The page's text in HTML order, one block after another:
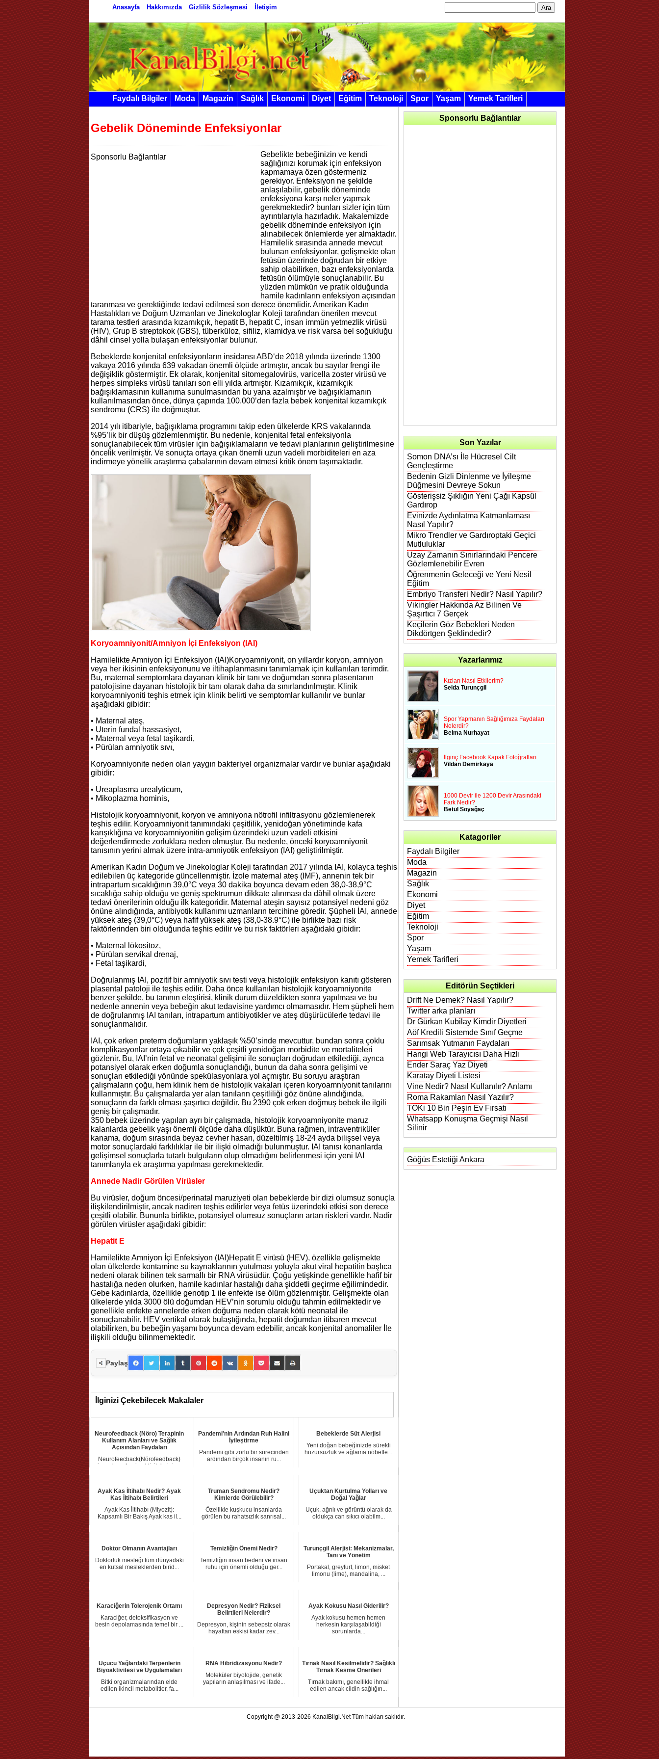
Anasayfa Hakkımızda Gizlilik Sözleşmesi İletişim
Faydalı Bilgiler Moda Magazin Sağlık Ekonomi Diyet Eğitim Teknoloji Spor Yaşam Yemek Tarifleri
Gebelik Döneminde Enfeksiyonlar
Sponsorlu Bağlantılar
Gebelikte bebeğinizin ve kendi
sağlığınızı korumak için enfeksiyon
kapmamaya özen göstermeniz
gerekiyor. Enfeksiyon ne şekilde
anlaşılabilir, gebelik döneminde
enfeksiyona karşı neler yapmak
gerekmektedir? bunları sizler için tüm
ayrıntılarıyla hazırladık. Makalemizde
gebelik döneminde enfeksiyon için
alınabilecek önlemlerde yer almaktadır.
Hamilelik sırasında annede mevcut
bulunan enfeksiyonlar, gelişmekte olan
fetüsün üzerinde doğrudan bir etkiye
sahip olabilirken, bazı enfeksiyonlarda
fetüsün ölümüyle sonuçlanabilir. Bu
yüzden mümkün ve pratik olduğunda
hamile kadınların enfeksiyon açısından
taranması ve gerektiğinde tedavi edilmesi son derece önemlidir. Amerikan Kadın
Hastalıkları ve Doğum Uzmanları ve Jinekologlar Koleji tarafından önerilen mevcut
tarama testleri arasında kızamıkçık, hepatit B, hepatit C, insan immün yetmezlik virüsü
(HIV), Grup B streptokok (GBS), tüberküloz, sifiliz, klamidya ve risk varsa bel soğukluğu
dâhil cinsel yolla bulaşan enfeksiyonlar bulunur.
Bebeklerde konjenital enfeksiyonların insidansı ABD‘de 2018 yılında üzerinde 1300
vakaya 2016 yılında 639 vakadan önemli ölçüde artmıştır, ancak bu sayılar frengi ile
değişiklik göstermiştir. Ek olarak, konjenital sitomegalovirüs, varicella zoster virüsü ve
herpes simpleks virüsü tanıları son elli yılda artmıştır. Kızamıkçık, kızamıkçık
bağışıklamasının kullanıma sunulmasından bu yana azalmıştır ve bağışıklamanın
kullanılmasından önce, dünya çapında 100.000’den fazla bebek konjenital kızamıkçık
sendromu (CRS) ile doğmuştur.
2014 yılı itibariyle, bağışıklama programını takip eden ülkelerde KRS vakalarında
%95’lik bir düşüş gözlemlenmiştir. Bu nedenle, konjenital fetal enfeksiyonla
sonuçlanabilecek tüm virüsler için bağışıklamaların ve tedavi planlarının geliştirilmesine
öncelik verilmiştir. Ve sonuçta ortaya çıkan önemli uzun vadeli morbiditeleri en aza
indirmeye yönelik araştırma çabalarının devam etmesi kritik önem taşımaktadır.
Koryoamniyonit/Amniyon İçi Enfeksiyon (IAI)
Hamilelikte Amniyon İçi Enfeksiyon (IAI)Koryoamniyonit, on yıllardır koryon, amniyon
veya her ikisinin enfeksiyonunu ve iltihaplanmasını tanımlamak için kullanılan terimdir.
Bu, maternal semptomlara dayanan klinik bir tanı ve doğumdan sonra plasentanın
patolojisine dayanan histolojik bir tanı olarak daha da sınırlandırılmıştır. Klinik
koryoamniyoniti teşhis etmek için klinik belirti ve semptomlar kullanılır ve bunlar
aşağıdaki gibidir:
• Maternal ateş,
• Uterin fundal hassasiyet,
• Maternal veya fetal taşikardi,
• Pürülan amniyotik sıvı,
Koryoamniyonite neden olan yaygın bakteriyel organizmalar vardır ve bunlar aşağıdaki
gibidir:
• Ureaplasma urealyticum,
• Mikoplazma hominis,
Histolojik koryoamniyonit, koryon ve amniyona nötrofil infiltrasyonu gözlemlenerek
teşhis edilir. Koryoamniyonit tanımındaki çeşitlilik, yenidoğan yönetiminde kafa
karışıklığına ve koryoamniyonitin gelişim üzerindeki uzun vadeli etkisini
değerlendirmede zorluklara neden olmuştur. Bu nedenle, önceki koryoamniyonit
tanısının yerini almak üzere intra-amniyotik enfeksiyon (IAI) geliştirilmiştir.
Amerikan Kadın Doğum ve Jinekologlar Koleji tarafından 2017 yılında IAI, kolayca teşhis
edilebilen üç kategoride güncellenmiştir. İzole maternal ateş (IMF), annenin tek bir
intrapartum sıcaklığının 39,0°C veya 30 dakika boyunca devam eden 38,0-38,9°C
sıcaklığa sahip olduğu ve geniş spektrumun dikkate alınması da dâhil olmak üzere
tedavi önerilerinin olduğu ilk kategoridir. Maternal ateşin sayısız potansiyel nedeni göz
önüne alındığında, antibiyotik kullanımı uzmanların tercihine göredir. Şüpheli İAI, annede
yüksek ateş (39,0°C) veya hafif yüksek ateş (38,0-38.9°C) ile birlikte bazı risk
faktörlerinden biri olduğunda teşhis edilir ve bu risk faktörleri aşağıdaki gibidir:
• Maternal lökositoz,
• Pürülan servikal drenaj,
• Fetal taşikardi,
Doğrulanmış IAI, pozitif bir amniyotik sıvı testi veya histolojik enfeksiyon kanıtı gösteren
plasental patoloji ile teşhis edilir. Daha önce kullanılan histolojik koryoamniyonite
benzer şekilde, bu tanının eleştirisi, klinik durum düzeldikten sonra yapılması ve bu
nedenle annenin veya bebeğin akut tedavisine yardımcı olmamasıdır. Hem şüpheli hem
de doğrulanmış IAI tanıları, intrapartum antibiyotikler ve ateş düşürücülerle tedavi ile
sonuçlanmalıdır.
IAI, çok erken preterm doğumların yaklaşık %50’sinde mevcuttur, bundan sonra çoklu
komplikasyonlar ortaya çıkabilir ve çok çeşitli yenidoğan morbidite ve mortaliteleri
gözlenir. Bu, IAI’nin fetal ve neonatal gelişimi ile sonuçları doğrudan etkilediği, ayrıca
potansiyel olarak erken doğumla sonuçlandığı, bunun da daha sonra gelişimi ve
sonuçları etkilediği yönünde spekülasyonlara yol açmıştır. Bu soruyu araştıran
çalışmaların çoğu, hem klinik hem de histolojik vakaları içeren koryoamniyonit tanılarını
kullanmıştır. Bu çalışmalarda yer alan tanıların çeşitliliği göz önüne alındığında,
sonuçların da farklı olması şaşırtıcı değildir. Bu 2390 çok erken doğmuş bebek ile ilgili
geniş bir çalışmadır.
350 bebek üzerinde yapılan ayrı bir çalışmada, histolojik koryoamniyonite maruz
kalanlarda gebelik yaşı önemli ölçüde daha düşüktür. Buna rağmen, intraventriküler
kanama, doğum sırasında beyaz cevher hasarı, düzeltilmiş 18-24 ayda bilişsel veya
motor sonuçlardaki farklılıklar ile bir ilişki olmadığı bulunmuştur. IAI tanısı konanlarda
gelişimsel sonuçlarla tutarlı bulguların olup olmadığını belirlenmesi için yeni IAI
tanımlarıyla ek araştırma yapılması gerekmektedir.
Annede Nadir Görülen Virüsler
Bu virüsler, doğum öncesi/perinatal maruziyeti olan bebeklerde bir dizi olumsuz sonuçla
ilişkilendirilmiştir, ancak nadiren teşhis edilirler veya fetüs üzerindeki etkisi son derece
çeşitli olabilir. Bununla birlikte, potansiyel olumsuz sonuçların artan riskleri vardır. Nadir
görülen virüsler aşağıdaki gibidir:
Hepatit E
Hamilelikte Amniyon İçi Enfeksiyon (IAI)Hepatit E virüsü (HEV), özellikle gelişmekte
olan ülkelerde kontamine su kaynaklarının yutulması yoluyla akut viral hepatitin başlıca
nedeni olarak bilinen tek sarmallı bir RNA virüsüdür. Çoğu yetişkinde genellikle hafif bir
hastalığa neden olurken, hamile kadınlar hastalığı daha şiddetli geçirme eğilimindedir.
Gebe kadınlarda, özellikle genotip 1 ile enfekte ise ölüm gözlenmiştir. Gelişmekte olan
ülkelerde yılda 3000 ölü doğumdan HEV’nin sorumlu olduğu tahmin edilmektedir ve
genellikle enfekte annelerde erken doğuma neden olarak kötü neonatal ile
sonuçlanabilir. HEV vertikal olarak bulaştığında, hepatit doğumdan itibaren mevcut
olabilirken, bu bebeğin yaşamı boyunca devam edebilir, ancak konjenital anomaliler İle
ilişkili olduğu bilinmemektedir.
Paylaş
İlginizi Çekebilecek Makalaler
Neurofeedback (Nöro) Terapinin
Kullanım Alanları ve Sağlık
Açısından Faydaları
Neurofeecback(Nörofeedback)
insanların beyin aktivitelerinin...
Pandemi'nin Ardından Ruh Halini
İyileştirme
Pandemi gibi zorlu bir sürecinden
ardından birçok insanın ru...
Bebeklerde Süt Alerjisi
Yeni doğan bebeğinizde sürekli
huzursuzluk ve ağlama nöbetle...
Ayak Kas İltihabı Nedir? Ayak
Kas İltihabı Belirtileri
Ayak Kas İltihabı (Miyozit):
Kapsamlı Bir Bakış Ayak kas il...
Truman Sendromu Nedir?
Kimlerde Görülebilir?
Özellikle kuşkucu insanlarda
görülen bu rahatsızlık sanrısal...
Uçuktan Kurtulma Yolları ve
Doğal Yağlar
Uçuk, ağrılı ve görüntü olarak da
oldukça can sıkıcı olabilm...
Doktor Olmanın Avantajları
Doktorluk mesleği tüm dünyadaki
en kutsal mesleklerden birid...
Temizliğin Önemi Nedir?
Temizliğin insan bedeni ve insan
ruhu için önemli olduğu ger...
Turunçgil Alerjisi: Mekanizmalar,
Tanı ve Yönetim
Portakal, greyfurt, limon, misket
limonu (lime), mandalina, ...
Karaciğerin Tolerojenik Ortamı
Karaciğer, detoksifikasyon ve
besin depolamasında temel bir ...
Depresyon Nedir? Fiziksel
Belirtileri Nelerdir?
Depresyon, kişinin sebepsiz olarak
hayattan eskisi kadar zev...
Ayak Kokusu Nasıl Giderilir?
Ayak kokusu hemen hemen
herkesin karşılaşabildiği
sorunlarda...
Uçucu Yağlardaki Terpenlerin
Biyoaktivitesi ve Uygulamaları
Bitki organizmalarından elde
edilen ikincil metabolitler, fa...
RNA Hibridizasyonu Nedir?
Moleküler biyolojide, genetik
yapıların anlaşılması ve ifade...
Tırnak Nasıl Kesilmelidir? Sağlıklı
Tırnak Kesme Önerileri
Tırnak bakımı, genellikle ihmal
edilen ancak cildin sağlığın...
Sponsorlu Bağlantılar
Son Yazılar
Somon DNA’sı İle Hücresel Cilt
Gençleştirme
Bedenin Gizli Dinlenme ve İyileşme
Düğmesini Devreye Sokun
Gösterişsiz Şıklığın Yeni Çağı Kapsül
Gardırop
Evinizde Aydınlatma Katmanlaması
Nasıl Yapılır?
Mikro Trendler ve Gardıroptaki Geçici
Mutluluklar
Uzay Zamanın Sınırlarındaki Pencere
Gözlemlenebilir Evren
Öğrenmenin Geleceği ve Yeni Nesil
Eğitim
Embriyo Transferi Nedir? Nasıl Yapılır?
Vikingler Hakkında Az Bilinen Ve
Şaşırtıcı 7 Gerçek
Keçilerin Göz Bebekleri Neden
Dikdörtgen Şeklindedir?
Yazarlarımız
Kızları Nasıl Etkilerim?
Selda Turunçgil
Spor Yapmanın Sağlığımıza Faydaları
Nelerdir?
Belma Nurhayat
İlginç Facebook Kapak Fotoğrafları
Vildan Demirkaya
1000 Devir ile 1200 Devir Arasındaki
Fark Nedir?
Betül Soyağaç
Katagoriler
Faydalı Bilgiler
Moda
Magazin
Sağlık
Ekonomi
Diyet
Eğitim
Teknoloji
Spor
Yaşam
Yemek Tarifleri
Editörün Seçtikleri
Drift Ne Demek? Nasıl Yapılır?
Twitter arka planları
Dr Gürkan Kubilay Kimdir Diyetleri
Aöf Kredili Sistemde Sınıf Geçme
Sarımsak Yutmanın Faydaları
Hangi Web Tarayıcısı Daha Hızlı
Ender Saraç Yaz Diyeti
Karatay Diyeti Listesi
Vine Nedir? Nasıl Kullanılır? Anlamı
Roma Rakamları Nasıl Yazılır?
TOKi 10 Bin Peşin Ev Fırsatı
Whatsapp Konuşma Geçmişi Nasıl
Silinir
Göğüs Estetiği Ankara
Copyright @ 2013-2026 KanalBilgi.Net Tüm hakları saklıdır.